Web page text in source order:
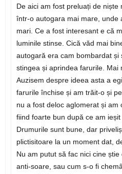
De aici am fost preluați de niște
într-o autogara mai mare, unde
mari. Ce a fost interesant e că
luminile stinse. Cică văd mai
autogară era cam bombardat și
stingea și aprindea farurile. Mai
Auzisem despre ideea asta a
farurile închise și am trăit-o și
nu a fost deloc aglomerat și
fiind foarte bun după ce am ieșit
Drumurile sunt bune, dar
plictisitoare la un moment dat,
Nu am putut să fac nici cine
anti-soare, sau cum s-o fi